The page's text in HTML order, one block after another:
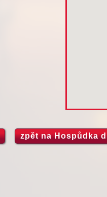
zpět na Hospůdka